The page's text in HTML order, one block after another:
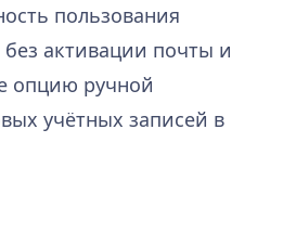
пользования
активации почты и
опцию ручной
учётных записей в